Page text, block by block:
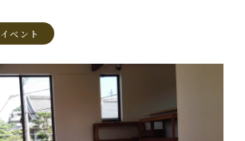
イベント